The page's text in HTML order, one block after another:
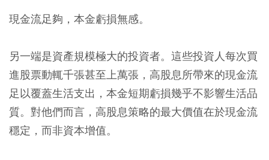
現金流足夠，本金虧損無感。
另一端是資產規模極大的投資者。這些投資人每次買
進股票動輒千張甚至上萬張，高股息所帶來的現金流
足以覆蓋生活支出，本金短期虧損幾乎不影響生活品
質。對他們而言，高股息策略的最大價值在於現金流
穩定，而非資本增值。